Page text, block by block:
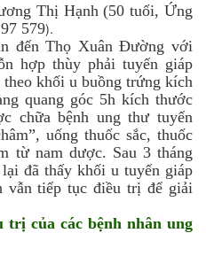
Thị Hạnh (50 tuổi, Ứng
579).
đến Thọ Xuân Đường với
hợp thùy phải tuyến giáp
khối u buồng trứng kích
quang góc 5h kích thước
chữa bệnh ung thư tuyến
uống thuốc sắc, thuốc
từ nam dược. Sau 3 tháng
đã thấy khối u tuyến giáp
vẫn tiếp tục điều trị để giải
trị của các bệnh nhân ung